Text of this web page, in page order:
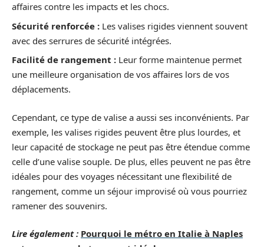
affaires contre les impacts et les chocs.
Sécurité renforcée : Les valises rigides viennent souvent
avec des serrures de sécurité intégrées.
Facilité de rangement : Leur forme maintenue permet
une meilleure organisation de vos affaires lors de vos
déplacements.
Cependant, ce type de valise a aussi ses inconvénients. Par
exemple, les valises rigides peuvent être plus lourdes, et
leur capacité de stockage ne peut pas être étendue comme
celle d’une valise souple. De plus, elles peuvent ne pas être
idéales pour des voyages nécessitant une flexibilité de
rangement, comme un séjour improvisé où vous pourriez
ramener des souvenirs.
Lire également : Pourquoi le métro en Italie à Naples